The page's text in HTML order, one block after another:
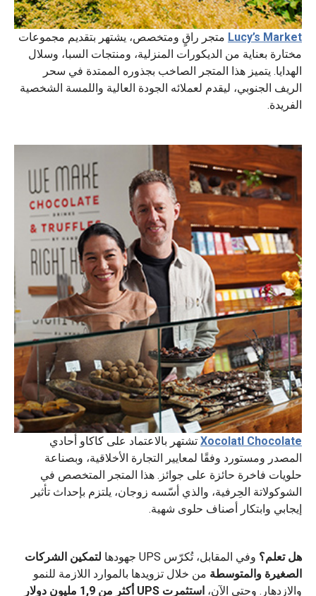
Lucy’s Market متجر راقٍ ومتخصص، يشتهر بتقديم مجموعات
مختارة بعناية من الديكورات المنزلية، ومنتجات السبا، وسلال
الهدايا. يتميز هذا المتجر الصاخب بجذوره الممتدة في سحر
الريف الجنوبي، ليقدم لعملائه الجودة العالية واللمسة الشخصية
الفريدة.
Xocolatl Chocolate تشتهر بالاعتماد على كاكاو أحادي
المصدر ومستورد وفقًا لمعايير التجارة الأخلاقية، وبصناعة
حلويات فاخرة حائزة على جوائز. هذا المتجر المتخصص في
الشوكولاتة الحِرفية، والذي أسّسه زوجان، يلتزم بإحداث تأثير
إيجابي وابتكار أصناف حلوى شهية.
هل تعلم؟ وفي المقابل، تُكرّس UPS جهودها
لتمكين الشركات
الصغيرة والمتوسطة من خلال تزويدها بالموارد اللازمة للنمو
والازدهار. وحتى الآن،
استثمرت UPS أكثر من 1,9 مليون دولار